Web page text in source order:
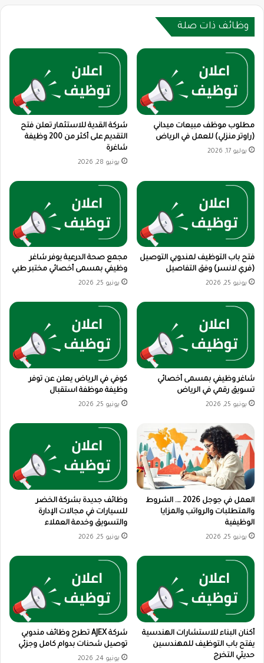
بعض
الوظائف
لا
تشترط
وظائف ذات صلة
مطلوب موظف مبيعات ميداني
(راوتر منزلي) للعمل في الرياض
يوليو 17, 2026
شركة القدية للاستثمار تعلن فتح
التقديم على أكثر من 200 وظيفة
شاغرة
يونيو 28, 2026
فتح باب التوظيف لمندوبي التوصيل
(فري لانسر) وفق التفاصيل
يونيو 25, 2026
مجمع صحة الدرعية يوفر شاغر
وظيفي بمسمى أخصائي مختبر طبي
يونيو 25, 2026
شاغر وظيفي بمسمى أخصائي
تسويق رقمي في الرياض
يونيو 25, 2026
كوفي في الرياض يعلن عن توفر
وظيفة موظفة استقبال
يونيو 25, 2026
العمل في جوجل 2026 …. الشروط
والمتطلبات والرواتب والمزايا
الوظيفية
يونيو 25, 2026
وظائف جديدة بشركة الخضر
للسيارات في مجالات الإدارة
والتسويق وخدمة العملاء
يونيو 25, 2026
أكنان البناء للاستشارات الهندسية
يفتح باب التوظيف للمهندسين
حديثي التخرج
شركة AJEX تطرح وظائف مندوبي
توصيل شحنات بدوام كامل وجزئي
يونيو 24, 2026